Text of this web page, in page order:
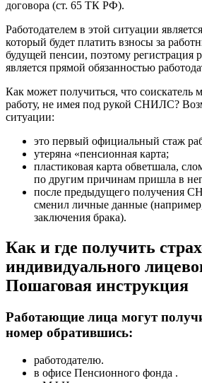
договора (ст. 65 ТК РФ).
Работодателем в этой ситуации
который будет платить взносы за
будущей пенсии, поэтому регистрация
является прямой обязанностью
Как может получиться, что соискатель
работу, не имея под рукой СНИЛС?
ситуации:
это первый официальный стаж
утеряна «пенсионная карта;
пластиковая карта обветшала,
по другим причинам пришла в
после предыдущего получения
сменил личные данные
заключения брака).
Как и где получить
индивидуального
Пошаговая инструкция
Работающие лица могут
номер обратившись:
работодателю.
в офисе Пенсионного фонда .